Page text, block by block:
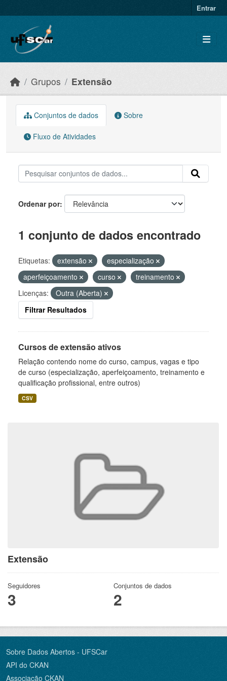
Entrar
Grupos Extensão
Extensão
Seguidores
3
Conjuntos de dados
2
Conjuntos de dados Sobre
Fluxo de Atividades
Ordenar por
1 conjunto de dados encontrado
Etiquetas: extensão
especialização
aperfeiçoamento
curso
treinamento
Licenças:
Outra (Aberta)
Filtrar Resultados
Cursos de extensão ativos
Relação contendo nome do curso, campus, vagas e tipo
de curso (especialização, aperfeiçoamento, treinamento e
qualificação profissional, entre outros)
CSV
Sobre Dados Abertos - UFSCar
API do CKAN
Associação CKAN